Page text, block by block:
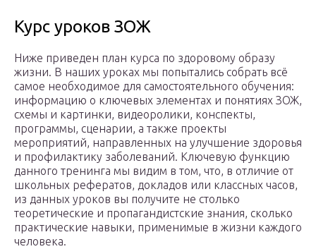
Курс уроков ЗОЖ
Ниже приведен план курса по здоровому образу
жизни. В наших уроках мы попытались собрать всё
самое необходимое для самостоятельного обучения:
информацию о ключевых элементах и понятиях ЗОЖ,
схемы и картинки, видеоролики, конспекты,
программы, сценарии, а также проекты
мероприятий, направленных на улучшение здоровья
и профилактику заболеваний. Ключевую функцию
данного тренинга мы видим в том, что, в отличие от
школьных рефератов, докладов или классных часов,
из данных уроков вы получите не столько
теоретические и пропагандистские знания, сколько
практические навыки, применимые в жизни каждого
человека.